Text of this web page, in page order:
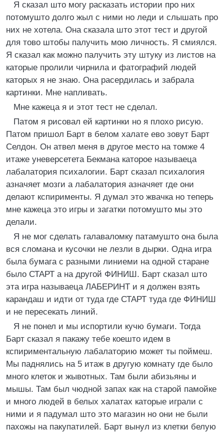
Я сказал што могу расказать истории про них
потомушто долго жыл с ними но леди и слышать про
них не хотела. Она сказала што этот тест и другой
для тово штобы палучить мою личность. Я смиялся.
Я сказал как можно палучить эту штуку из листов на
каторые пролили чирнила и фатографий людей
каторых я не знаю. Она расердилась и забрала
картинки. Мне напливать.
Мне кажеца я и этот тест не сделал.
Патом я рисовал ей картинки но я плохо рисую.
Патом пришол Барт в белом халате ево зовут Барт
Селдон. Он атвел меня в другое место на томже 4
итаже уневерсетета Бекмана каторое называеца
лабалатория психалогии. Барт сказал психалогия
азначяет мозги а лабалатория азначяет где они
делают кспирименты. Я думал это жвачка но теперь
мне кажеца это игры и загатки потомушто мы это
делали.
Я не мог сделать галаваломку патамушто она была
вся сломана и кусочки не лезли в дырки. Одна игра
была бумага с разными линиеми на одной старане
было СТАРТ а на другой ФИНИШ. Барт сказал што
эта игра называеца ЛАБЕРИНТ и я должен взять
карандаш и идти от туда где СТАРТ туда где ФИНИШ
и не пересекать линий.
Я не понел и мы испортили кучю бумаги. Тогда
Барт сказал я пакажу тебе коешто идем в
кспириментальную лабалаторию может ты поймеш.
Мы паднялись на 5 итаж в другую комнату где было
много клеток и жывотных. Там были абизьяны и
мышы. Там был чюдной запах как на старой памойке
и много людей в белых халатах каторые играли с
ними и я падумал што это магазин но они не были
пахожы на пакупатилей. Барт вынул из клетки белую